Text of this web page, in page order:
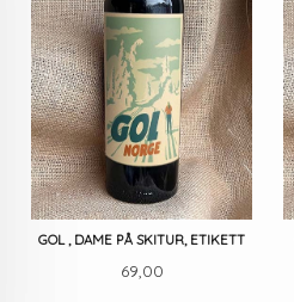
GOL , DAME PÅ SKITUR, ETIKETT
Pris
69,00